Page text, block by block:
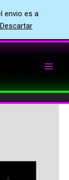
envio es a
Descartar